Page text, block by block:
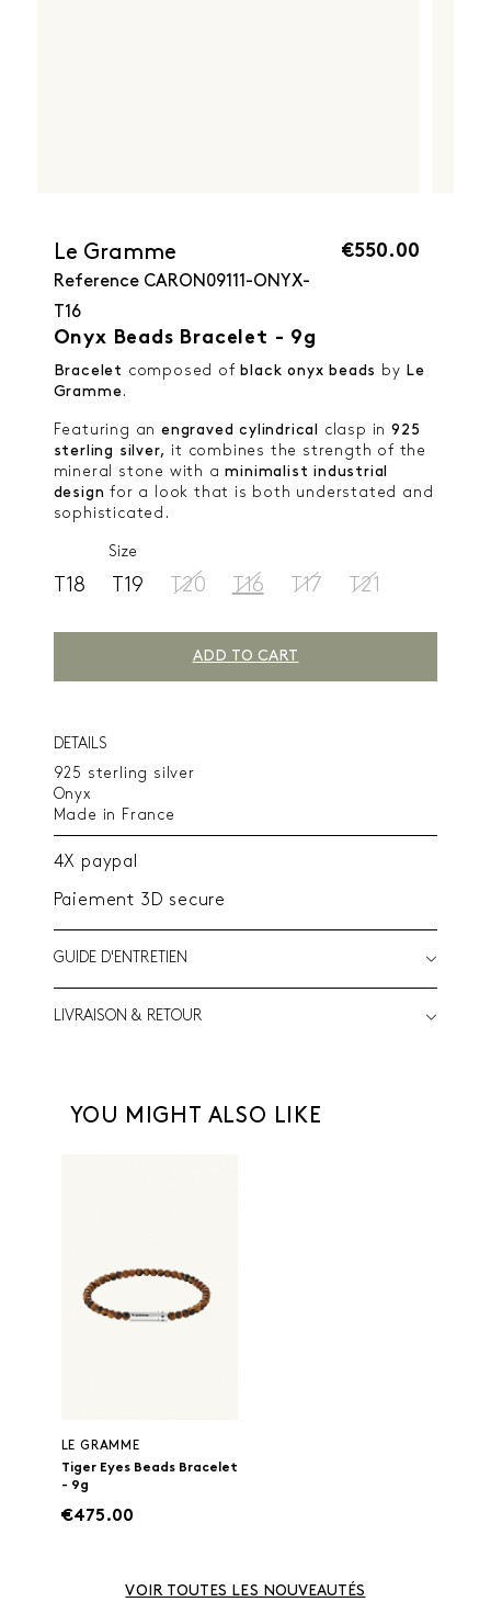
Le Gramme
Reference CARON09111-ONYX-
T16
Onyx Beads Bracelet - 9g
€550.00
Bracelet composed of black onyx beads by Le
Gramme.
Featuring an engraved cylindrical clasp in 925
sterling silver, it combines the strength of the
mineral stone with aminimalist industrial
design for a look that is both understated and
sophisticated.
Size
T18 T19 T20 T16 T17 T21
ADD TO CART
DETAILS
925 sterling silver
Onyx
Made in France
4X paypal
Paiement 3D secure
GUIDE D'ENTRETIEN
LIVRAISON & RETOUR
YOU MIGHT ALSO LIKE
LE GRAMME
Tiger Eyes Beads Bracelet
- 9g
€475.00
VOIR TOUTES LES NOUVEAUTÉS